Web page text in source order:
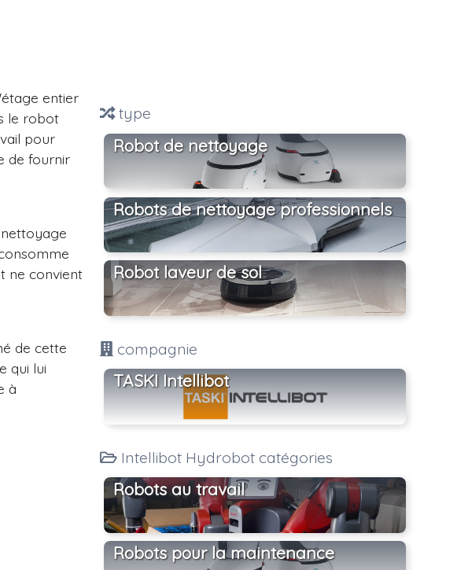
entier
le robot
pour
de fournir
ne convient
de cette
qui lui
à
type
Robot de nettoyage
Robots de nettoyage professionnels
Robot laveur de sol
compagnie
TASKI Intellibot
Intellibot Hydrobot catégories
Robots au travail
Robots pour la maintenance